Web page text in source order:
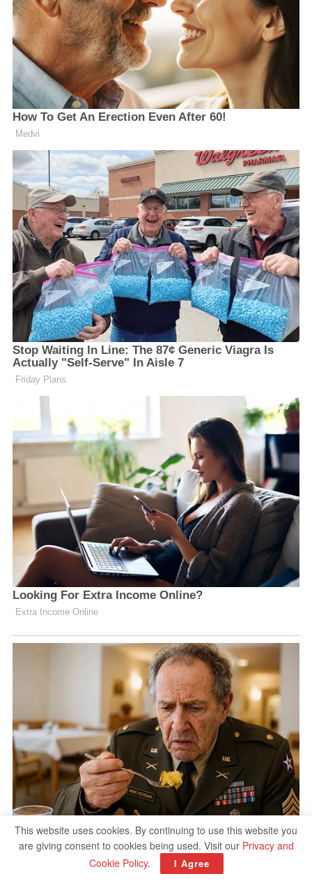
This website uses cookies. By continuing to use this website you
are giving consent to cookies being used. Visit our Privacy and
Cookie Policy. I Agree